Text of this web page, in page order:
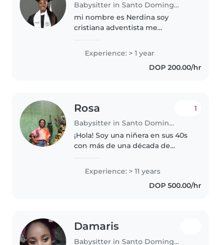
Babysitter in Santo Domingo Este
mi nombre es Nerdina soy
cristiana adventista me
la inglesi en la que asisto soy
directora de Aventureros es desir
Experience: > 1 year
DOP 200.00/hr
Rosa
Babysitter in Santo Domingo Este
1
¡Hola! Soy una niñera en sus 40s
con más de una década de
todas las edades. Me encanta
jugar y ayudar en las tareas del
hogar. También puedo cocinar
Experience: > 11 years
DOP 500.00/hr
Damaris
Babysitter in Santo Domingo Este